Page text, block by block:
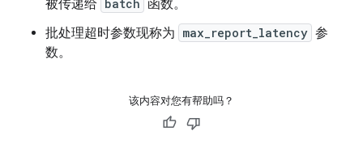
被传递给 batch 函数。
批处理超时参数现称为 max_report_latency 参
数。
该内容对您有帮助吗？